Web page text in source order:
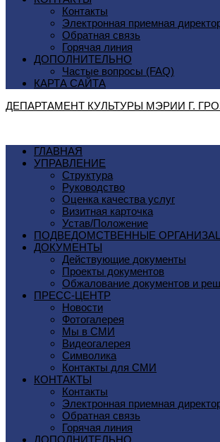
Контакты
Электронная приемная
Обратная связь
Горячая линия
ДОПОЛНИТЕЛЬНО
Частые вопросы (FAQ)
КАРТА САЙТА
ДЕПАРТАМЕНТ КУЛЬТУРЫ МЭРИИ Г.
ГЛАВНАЯ
УПРАВЛЕНИЕ
Структура
Руководство
Оценка качества услуг
Визитная карточка
Устав/Положение
ПОДВЕДОМСТВЕННЫЕ
ДОКУМЕНТЫ
Действующие документы
Проекты документов
Обжалование документов и
ПРЕСС-ЦЕНТР
Новости
Фотогалерея
Мы в СМИ
Видеогалерея
Символика
Контакты для СМИ
КОНТАКТЫ
Контакты
Электронная приемная
Обратная связь
Горячая линия